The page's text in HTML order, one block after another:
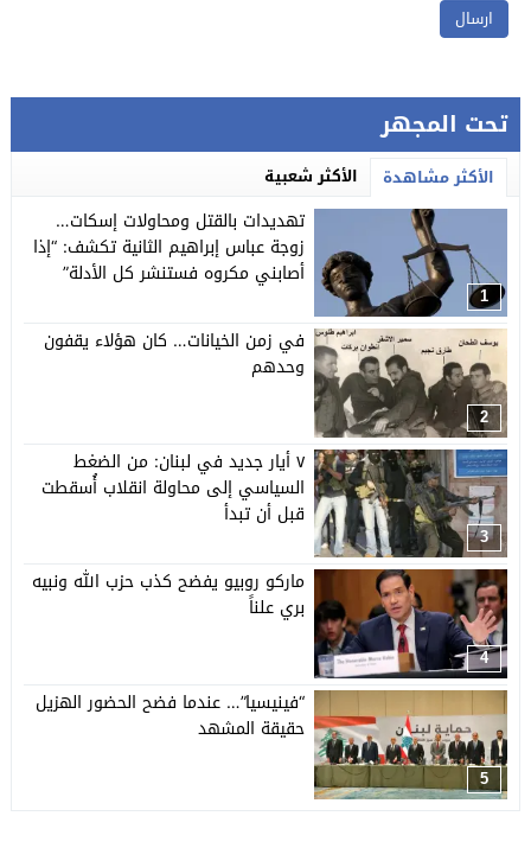
تحت المجهر
الأكثر مشاهدة الأكثر شعبية
1
تهديدات بالقتل ومحاولات إسكات…
زوجة عباس إبراهيم الثانية تكشف: “إذا
أصابني مكروه فستنشر كل الأدلة”
2
في زمن الخيانات… كان هؤلاء يقفون
وحدهم
3
٧ أيار جديد في لبنان: من الضغط
السياسي إلى محاولة انقلاب أُسقطت
قبل أن تبدأ
4
ماركو روبيو يفضح كذب حزب الله ونبيه
بري علناً
5
“فينيسيا”… عندما فضح الحضور الهزيل
حقيقة المشهد